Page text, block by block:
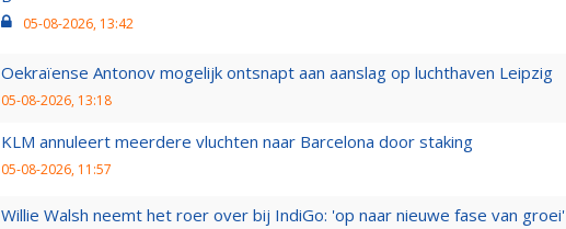
05-08-2026, 13:42
Oekraïense Antonov mogelijk ontsnapt aan aanslag op luchthaven Leipzig
05-08-2026, 13:18
KLM annuleert meerdere vluchten naar Barcelona door staking
05-08-2026, 11:57
Willie Walsh neemt het roer over bij IndiGo: 'op naar nieuwe fase van groei'